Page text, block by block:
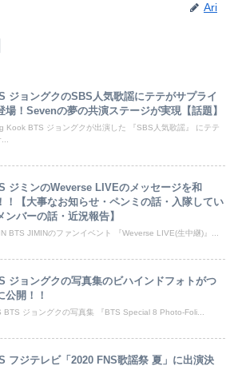
Ari
ジョングクのSBS人気歌謡にテテがサプライ
場！Sevenの夢の共演ステージが実現【話題】
Kook BTS ジョングクが出演した 『SBS人気歌謡』 にテテ
ジミンのWeverse LIVEのメッセージを和
！【大事なお知らせ・ペンミの話・入隊してい
ンバーの話・近況報告】
BTS JIMINのファンイベント 『Weverse LIVE(生中継)』...
ジョングクの写真集のビハインドフォトがつ
公開！！
BTS ジョングクの写真集 『BTS Special 8 Photo-Foli...
フジテレビ「2020 FNS歌謡祭 夏」に出演決